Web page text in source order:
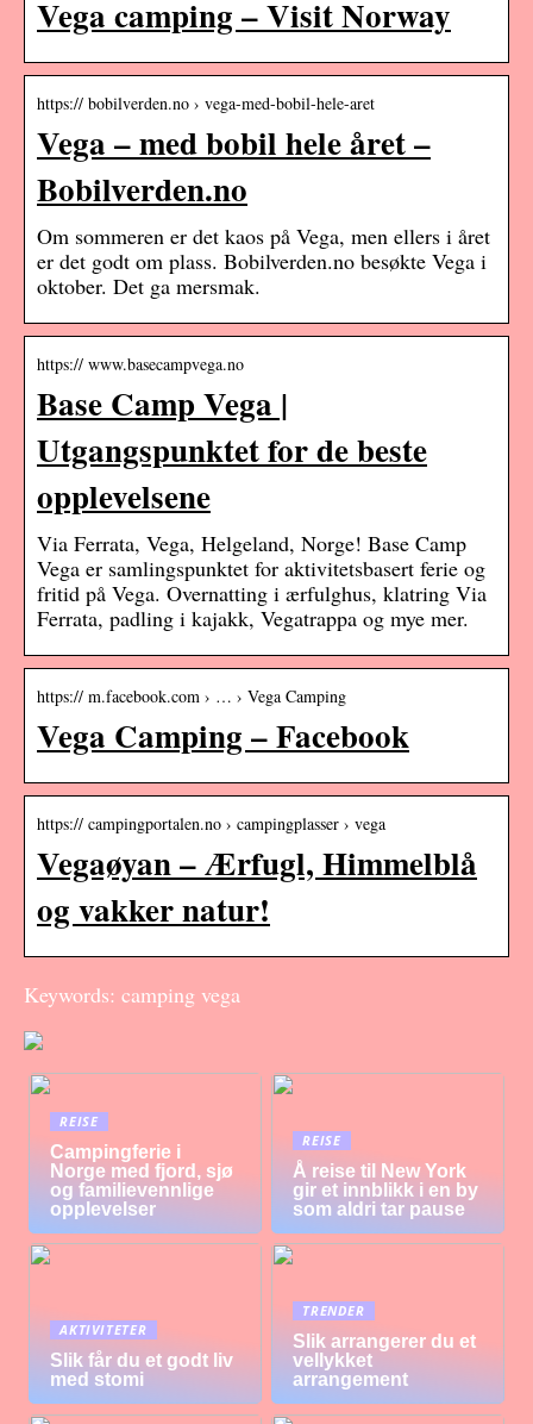
Vega camping – Visit Norway
https:// bobilverden.no › vega-med-bobil-hele-aret
Vega – med bobil hele året –
Bobilverden.no
Om sommeren er det kaos på Vega, men ellers i året
er det godt om plass. Bobilverden.no besøkte Vega i
oktober. Det ga mersmak.
https:// www.basecampvega.no
Base Camp Vega |
Utgangspunktet for de beste
opplevelsene
Via Ferrata, Vega, Helgeland, Norge! Base Camp
Vega er samlingspunktet for aktivitetsbasert ferie og
fritid på Vega. Overnatting i ærfulghus, klatring Via
Ferrata, padling i kajakk, Vegatrappa og mye mer.
https:// m.facebook.com › … › Vega Camping
Vega Camping – Facebook
https:// campingportalen.no › campingplasser › vega
Vegaøyan – Ærfugl, Himmelblå
og vakker natur!
Keywords: camping vega
REISE
Campingferie i
Norge med fjord, sjø
og familievennlige
opplevelser
REISE
Å reise til New York
gir et innblikk i en by
som aldri tar pause
AKTIVITETER
Slik får du et godt liv
med stomi
TRENDER
Slik arrangerer du et
vellykket
arrangement